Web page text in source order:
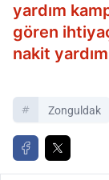
yardım
gören
nakit
Zonguldak